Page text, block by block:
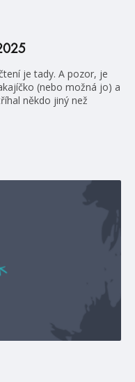
je tady. A pozor, je
(nebo možná jo) a
někdo jiný než